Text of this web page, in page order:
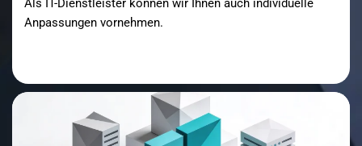
Als IT-Dienstleister können wir Ihnen auch individuelle
Anpassungen vornehmen.